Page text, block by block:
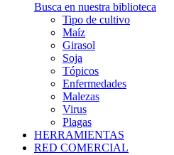
Busca en nuestra biblioteca
Tipo de cultivo
Maíz
Girasol
Soja
Tópicos
Enfermedades
Malezas
Virus
Plagas
HERRAMIENTAS
RED COMERCIAL